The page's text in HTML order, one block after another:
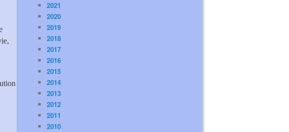
2021
2020
2019
2018
2017
2016
2015
2014
2013
2012
2011
2010